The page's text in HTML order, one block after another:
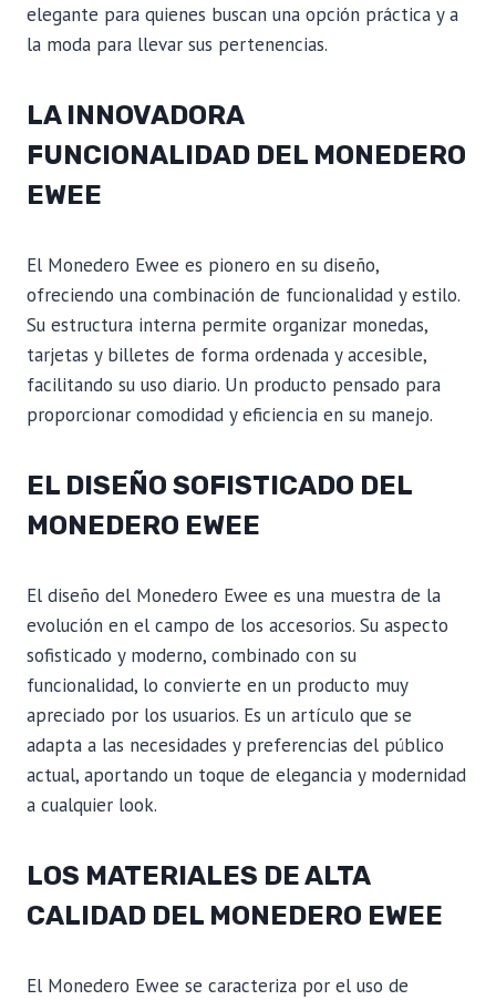
elegante para quienes buscan una opción práctica y a
la moda para llevar sus pertenencias.
LA INNOVADORA
FUNCIONALIDAD DEL MONEDERO
EWEE
El Monedero Ewee es pionero en su diseño,
ofreciendo una combinación de funcionalidad y estilo.
Su estructura interna permite organizar monedas,
tarjetas y billetes de forma ordenada y accesible,
facilitando su uso diario. Un producto pensado para
proporcionar comodidad y eficiencia en su manejo.
EL DISEÑO SOFISTICADO DEL
MONEDERO EWEE
El diseño del Monedero Ewee es una muestra de la
evolución en el campo de los accesorios. Su aspecto
sofisticado y moderno, combinado con su
funcionalidad, lo convierte en un producto muy
apreciado por los usuarios. Es un artículo que se
adapta a las necesidades y preferencias del público
actual, aportando un toque de elegancia y modernidad
a cualquier look.
LOS MATERIALES DE ALTA
CALIDAD DEL MONEDERO EWEE
El Monedero Ewee se caracteriza por el uso de